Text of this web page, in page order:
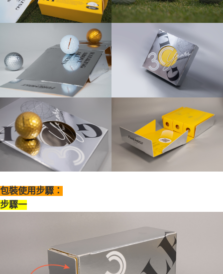
包裝使用步驟：
步驟一